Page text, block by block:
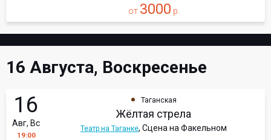
от 3000 р.
16 Августа, Воскресенье
16
Авг, Вс
19:00
Таганская
Жёлтая стрела
Театр на Таганке, Сцена на Факельном